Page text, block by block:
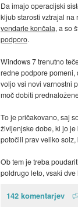
Da imajo operacijski
kljub starosti vztrajal
vendarle končala, a so
podporo.
Windows 7 trenutno
redne podpore pomeni,
voljo vsi novi varnostni
moč dobiti
To je pričakovano, saj
življenjske dobe, ki jo
potočili prav veliko
Ob tem je treba
poldrugo leto, vsaki
142 komentarjev